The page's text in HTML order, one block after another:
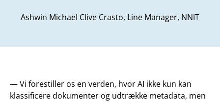
Ashwin Michael Clive Crasto, Line Manager, NNIT
— Vi forestiller os en verden, hvor AI ikke kun kan
klassificere dokumenter og udtrække metadata, men